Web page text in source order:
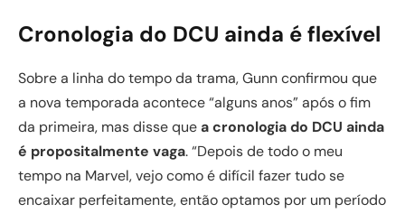
Cronologia do DCU ainda é flexível
Sobre a linha do tempo da trama, Gunn confirmou que
a nova temporada acontece “alguns anos” após o fim
da primeira, mas disse quea cronologia do DCU ainda
é propositalmente vaga. “Depois de todo o meu
tempo na Marvel, vejo como é difícil fazer tudo se
encaixar perfeitamente, então optamos por um período